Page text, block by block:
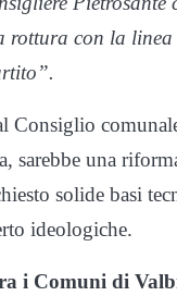
rottura con la
Consiglio
sarebbe una
solide basi
ideologiche.
i Comuni di